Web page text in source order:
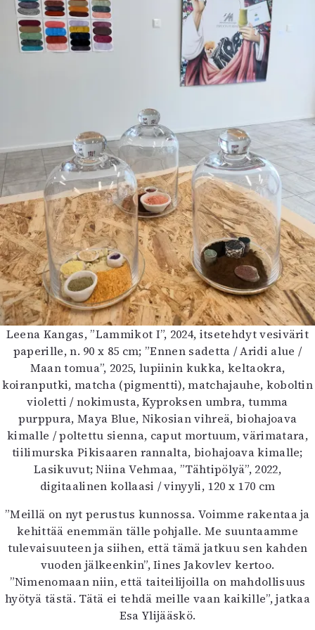
Leena Kangas, ”Lammikot I”, 2024, itsetehdyt vesivärit
paperille, n. 90 x 85 cm; ”Ennen sadetta / Aridi alue /
Maan tomua”, 2025, lupiinin kukka, keltaokra,
koiranputki, matcha (pigmentti), matchajauhe, koboltin
violetti / nokimusta, Kyproksen umbra, tumma
purppura, Maya Blue, Nikosian vihreä, biohajoava
kimalle / poltettu sienna, caput mortuum, värimatara,
tiilimurska Pikisaaren rannalta, biohajoava kimalle;
Lasikuvut; Niina Vehmaa, ”Tähtipölyä”, 2022,
digitaalinen kollaasi / vinyyli, 120 x 170 cm
”Meillä on nyt perustus kunnossa. Voimme rakentaa ja
kehittää enemmän tälle pohjalle. Me suuntaamme
tulevaisuuteen ja siihen, että tämä jatkuu sen kahden
vuoden jälkeenkin”, Iines Jakovlev kertoo.
”Nimenomaan niin, että taiteilijoilla on mahdollisuus
hyötyä tästä. Tätä ei tehdä meille vaan kaikille”, jatkaa
Esa Ylijääskö.